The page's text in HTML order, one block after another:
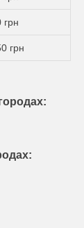
грн
грн